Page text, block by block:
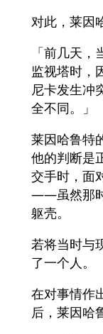
对此，莱因
「前几天
监视塔时，
尼卡发生冲
全不同。」
莱因哈鲁特
他的判断是
交手时，面
——虽然那
躯壳。
若将当时与
了一个人。
在对事情作
后，莱因哈